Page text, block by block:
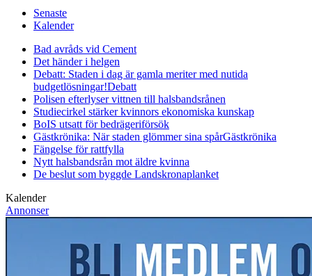
Senaste
Kalender
Bad avråds vid Cement
Det händer i helgen
Debatt: Staden i dag är gamla meriter med nutida
budgetlösningar!Debatt
Polisen efterlyser vittnen till halsbandsrånen
Studiecirkel stärker kvinnors ekonomiska kunskap
BoIS utsatt för bedrägeriförsök
Gästkrönika: När staden glömmer sina spårGästkrönika
Fängelse för rattfylla
Nytt halsbandsrån mot äldre kvinna
De beslut som byggde Landskronaplanket
Kalender
Annonser